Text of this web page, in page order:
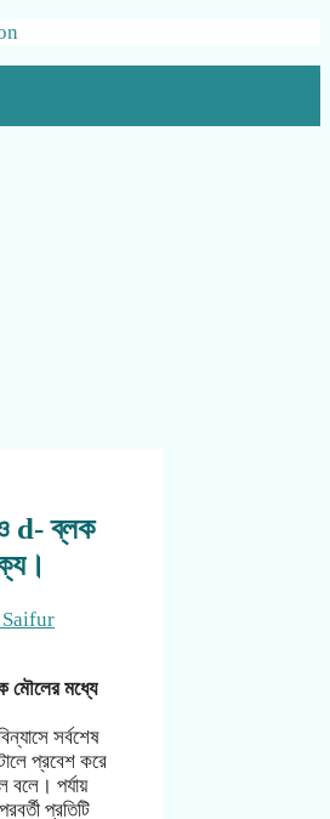
d- ব্লক
মৌলের মধ্যে
সর্বশেষ
প্রবেশ করে
পর্যায়
প্রতিটি